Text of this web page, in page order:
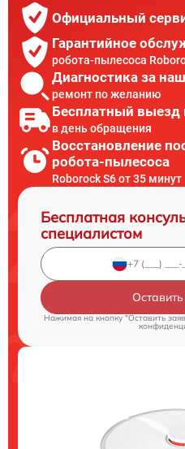
Официальный
Гарантийное
робота-пылесоса
Диагностика за
ремонт по желанию
Бесплатный выезд
в день обращения
Восстановление
робота-пылесоса
Roborock S6 от 35 минут
Бесплатная
специалистом
Нажимая на кнопку "Оставить